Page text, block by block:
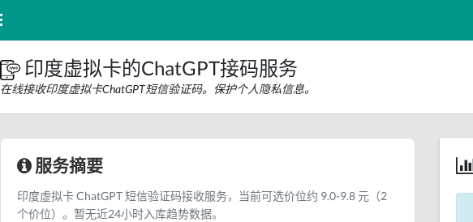
印度虚拟卡的ChatGPT接码服务
在线接收印度虚拟卡ChatGPT短信验证码。保护个人隐私信息。
服务摘要
印度虚拟卡 ChatGPT 短信验证码接收服务，当前可选价位约 9.0-9.8 元（2
个价位）。暂无近24小时入库趋势数据。